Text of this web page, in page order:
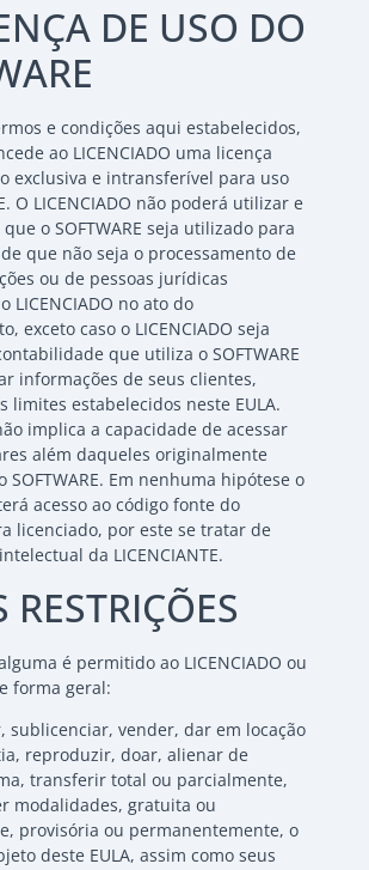
DE USO DO
e condições aqui estabelecidos,
ao LICENCIADO uma licença
exclusiva e intransferível para uso
O LICENCIADO não poderá utilizar e
o SOFTWARE seja utilizado para
que não seja o processamento de
ou de pessoas jurídicas
LICENCIADO no ato do
exceto caso o LICENCIADO seja
que utiliza o SOFTWARE
informações de seus clientes,
limites estabelecidos neste EULA.
implica a capacidade de acessar
além daqueles originalmente
SOFTWARE. Em nenhuma hipótese o
acesso ao código fonte do
licenciado, por este se tratar de
da LICENCIANTE.
RESTRIÇÕES
é permitido ao LICENCIADO ou
forma geral:
sublicenciar, vender, dar em locação
reproduzir, doar, alienar de
transferir total ou parcialmente,
modalidades, gratuita ou
provisória ou permanentemente, o
deste EULA, assim como seus